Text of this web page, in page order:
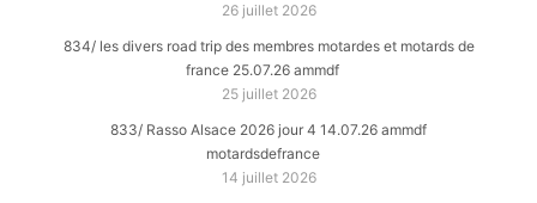
26 juillet 2026
834/ les divers road trip des membres motardes et motards de
france 25.07.26 ammdf
25 juillet 2026
833/ Rasso Alsace 2026 jour 4 14.07.26 ammdf
motardsdefrance
14 juillet 2026